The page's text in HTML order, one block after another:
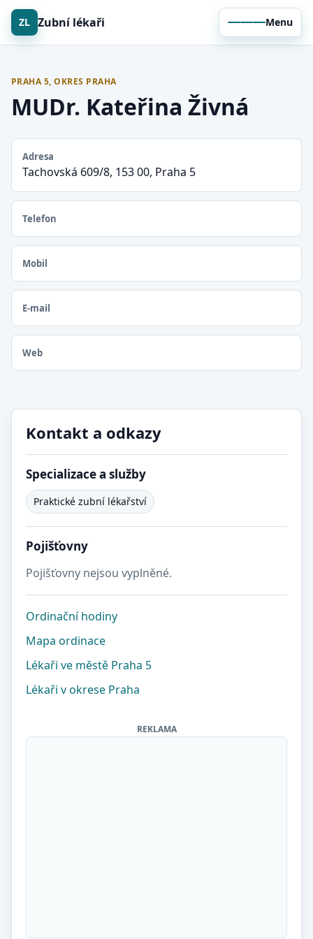
ZL Zubní lékaři Menu
PRAHA 5, OKRES PRAHA
MUDr. Kateřina Živná
Adresa
Tachovská 609/8, 153 00, Praha 5
Telefon
Mobil
E-mail
Web
Kontakt a odkazy
Specializace a služby
Praktické zubní lékařství
Pojišťovny
Pojišťovny nejsou vyplněné.
Ordinační hodiny
Mapa ordinace
Lékaři ve městě Praha 5
Lékaři v okrese Praha
REKLAMA